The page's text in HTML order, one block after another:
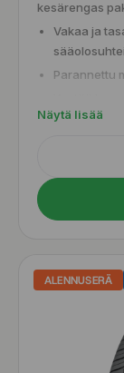
kesärengas
Vakaa ja
Parannettu
torjuvat
Näytä lisää
ALENNUSERÄ